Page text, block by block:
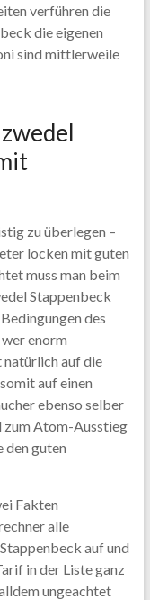
verführen die
die eigenen
sind mittlerweile
zu überlegen –
locken mit guten
muss man beim
Stappenbeck
des
enorm
auf die
auf einen
ebenso selber
zum Atom-Ausstieg
den guten
Fakten
alle
auf und
in der Liste ganz
ungeachtet